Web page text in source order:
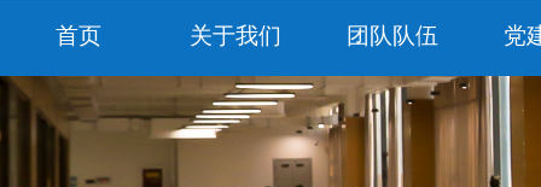
首页 关于我们 团队队伍 党